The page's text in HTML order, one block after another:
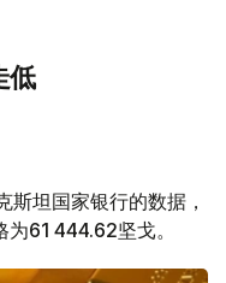
低
斯坦国家银行的数据，
61 444.62坚戈。